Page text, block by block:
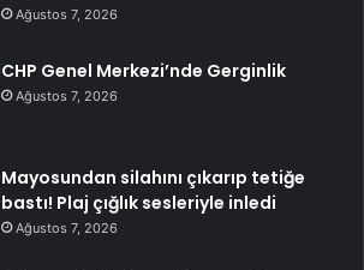
Ağustos 7, 2026
CHP Genel Merkezi’nde Gerginlik
Ağustos 7, 2026
Mayosundan silahını çıkarıp tetiğe
bastı! Plaj çığlık sesleriyle inledi
Ağustos 7, 2026